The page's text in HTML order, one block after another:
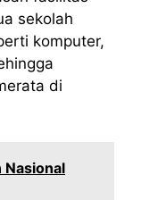
sekolah
komputer,
di
Nasional